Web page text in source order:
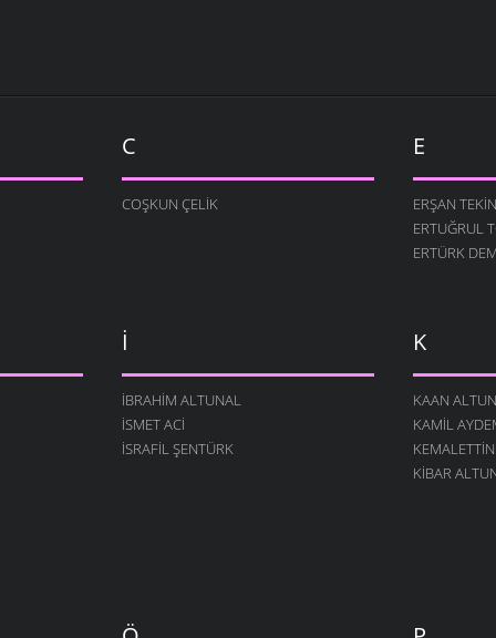
C
COŞKUN ÇELIK
E
ERŞAN TEKIN
ERTUĞRUL
ERTÜRK
İ
İBRAHIM ALTUNAL
İSMET ACI
İSRAFIL ŞENTÜRK
K
KAAN ALTUN
KAMIL
KIBAR